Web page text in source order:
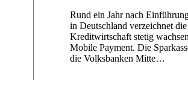
Rund ein Jahr nach
in Deutschland verzeichnet
Kreditwirtschaft stetig
Mobile Payment. Die
die Volksbanken Mitte…